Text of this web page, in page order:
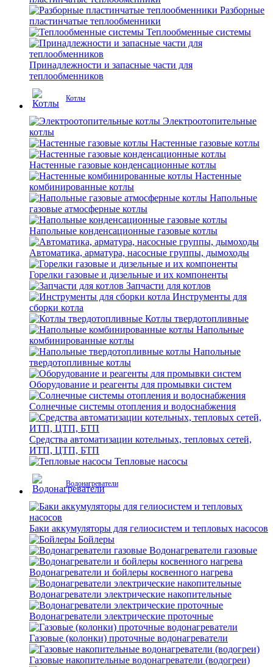
Разборные
пластинчатые теплообменники
Теплообменные системы
Принадлежности и запасные части для
теплообменников
Котлы
Электроотопительные
котлы
Настенные газовые котлы
Настенные газовые конденсационные котлы
Настенные
комбинированные котлы
Напольные
газовые атмосферные котлы
Напольные конденсационные газовые котлы
Автоматика, арматура, насосные группы, дымоходы
Горелки газовые и дизельные и их компоненты
Запчасти для котлов
Инструменты для
сборки котла
Котлы твердотопливные
Напольные
комбинированные котлы
Напольные
твердотопливные котлы
Оборудование и реагенты для промывки систем
Солнечные системы отопления и водоснабжения
Средства автоматизации котельных, тепловых сетей,
ИТП, ЦТП, БТП
Тепловые насосы
Водонагреватели
Баки аккумуляторы для гелиосистем и тепловых насосов
Бойлеры
Водонагреватели газовые
Водонагреватели и бойлеры косвенного нагрева
Водонагреватели электрические накопительные
Водонагреватели электрические проточные
Газовые (колонки) проточные водонагреватели
Газовые накопительные водонагреватели (водогреи)